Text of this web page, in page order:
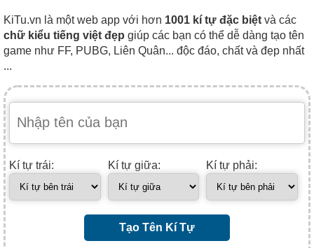
KiTu.vn là một web app với hơn 1001 kí tự đặc biệt và các
chữ kiểu tiếng việt đẹp giúp các bạn có thể dễ dàng tạo tên
game như FF, PUBG, Liên Quân... độc đáo, chất và đẹp nhất
...
Kí tự trái: Kí tự giữa: Kí tự phải:
Tạo Tên Kí Tự